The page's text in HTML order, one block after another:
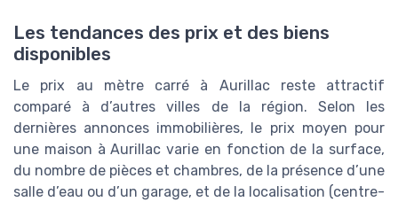
Les tendances des prix et des biens
disponibles
Le prix au mètre carré à Aurillac reste attractif
comparé à d’autres villes de la région. Selon les
dernières annonces immobilières, le prix moyen pour
une maison à Aurillac varie en fonction de la surface,
du nombre de pièces et chambres, de la présence d’une
salle d’eau ou d’un garage, et de la localisation (centre-